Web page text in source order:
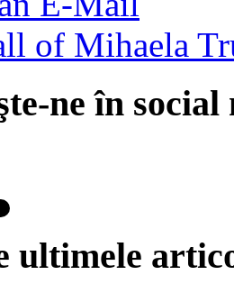
of Mihaela
ne în social
ultimele